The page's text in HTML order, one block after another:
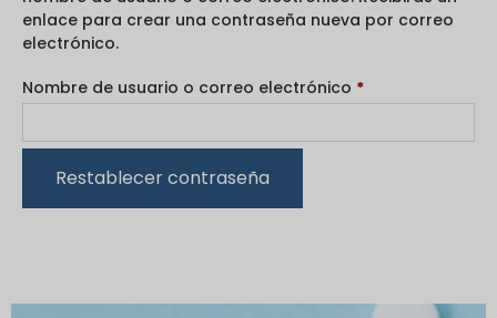
enlace para crear una contraseña nueva por correo
electrónico.
Nombre de usuario o correo electrónico *
Restablecer contraseña